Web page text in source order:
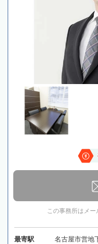
この事務所はメー
最寄駅 名古屋市営地